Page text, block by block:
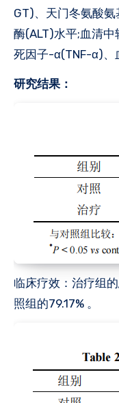
GT)、天门冬氨酸
酶(ALT)水平;血清
死因子-α(TNF-α)、
研究结果：
临床疗效‌：治疗组
照组的79.17% 。